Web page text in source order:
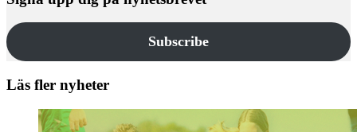
Subscribe
Läs fler nyheter